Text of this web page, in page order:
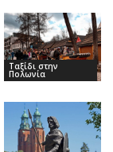
Ταξίδι στην
Πολωνία